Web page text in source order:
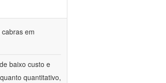
em
baixo custo e
quantitativo,